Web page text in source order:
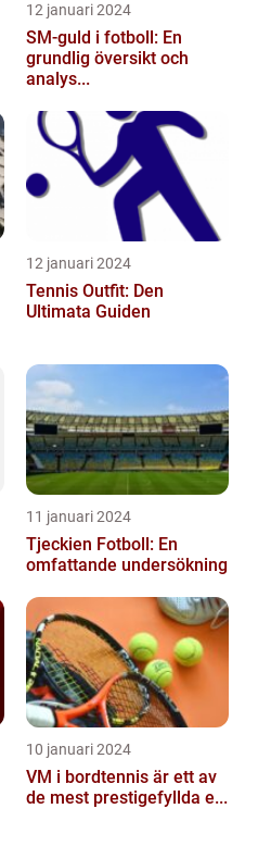
12 januari 2024
SM-guld i fotboll: En
grundlig översikt och
analys...
12 januari 2024
Tennis Outfit: Den
Ultimata Guiden
11 januari 2024
Tjeckien Fotboll: En
omfattande undersökning
10 januari 2024
VM i bordtennis är ett av
de mest prestigefyllda e...